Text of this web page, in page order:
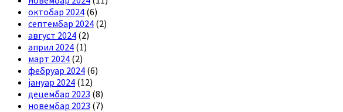
октобар 2024 (6)
септембар 2024 (2)
август 2024 (2)
април 2024 (1)
март 2024 (2)
фебруар 2024 (6)
јануар 2024 (12)
децембар 2023 (8)
новембар 2023 (7)